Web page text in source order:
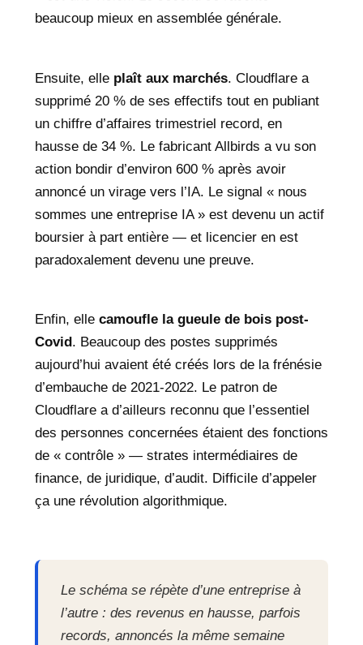
beaucoup mieux en assemblée générale.
Ensuite, elle plaît aux marchés. Cloudflare a
supprimé 20 % de ses effectifs tout en publiant
un chiffre d’affaires trimestriel record, en
hausse de 34 %. Le fabricant Allbirds a vu son
action bondir d’environ 600 % après avoir
annoncé un virage vers l’IA. Le signal « nous
sommes une entreprise IA » est devenu un actif
boursier à part entière — et licencier en est
paradoxalement devenu une preuve.
Enfin, elle camoufle la gueule de bois post-
Covid. Beaucoup des postes supprimés
aujourd’hui avaient été créés lors de la frénésie
d’embauche de 2021-2022. Le patron de
Cloudflare a d’ailleurs reconnu que l’essentiel
des personnes concernées étaient des fonctions
de « contrôle » — strates intermédiaires de
finance, de juridique, d’audit. Difficile d’appeler
ça une révolution algorithmique.
Le schéma se répète d’une entreprise à
l’autre : des revenus en hausse, parfois
records, annoncés la même semaine